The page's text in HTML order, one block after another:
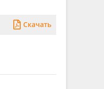
Скачать